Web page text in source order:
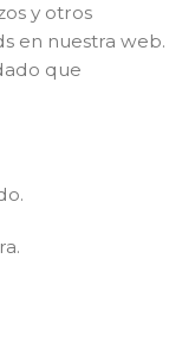
y otros
en nuestra web.
que